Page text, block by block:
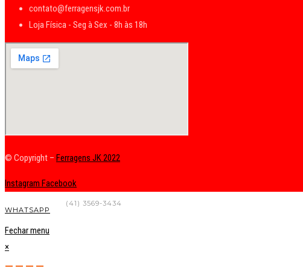
contato@ferragensjk.com.br
Loja Física - Seg à Sex - 8h às 18h
© Copyright – Ferragens JK 2022
Instagram Facebook
(41) 3569-3434
WHATSAPP
Fechar menu
×